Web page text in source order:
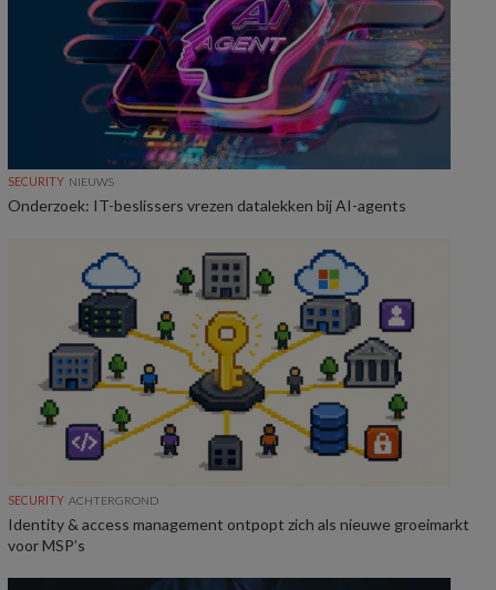
SECURITY NIEUWS
Onderzoek: IT-beslissers vrezen datalekken bij AI-agents
SECURITY ACHTERGROND
Identity & access management ontpopt zich als nieuwe groeimarkt
voor MSP’s